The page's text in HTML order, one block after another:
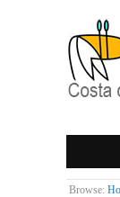
Browse: